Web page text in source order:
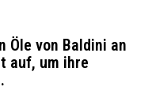
Öle von Baldini an
auf, um ihre